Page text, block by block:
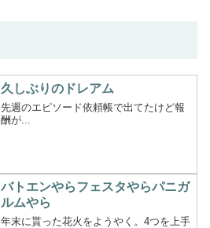
久しぶりのドレアム
先週のエピソード依頼帳で出てたけど報
酬が...
バトエンやらフェスタやらパニガ
ルムやら
年末に貰った花火をようやく。4つを上手